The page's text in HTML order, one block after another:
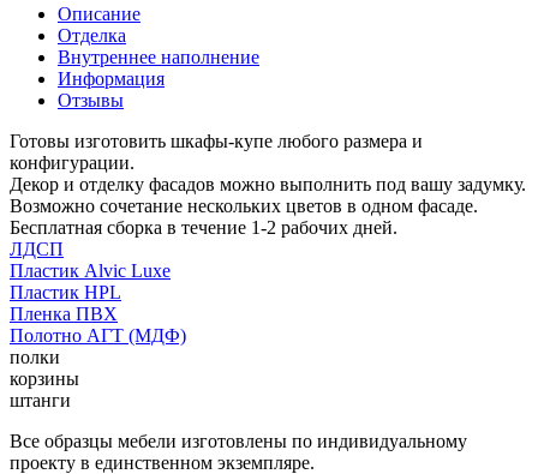
Описание
Отделка
Внутреннее наполнение
Информация
Отзывы
Готовы изготовить шкафы-купе любого размера и
конфигурации.
Декор и отделку фасадов можно выполнить под вашу задумку.
Возможно сочетание нескольких цветов в одном фасаде.
Бесплатная сборка в течение 1-2 рабочих дней.
ЛДСП
Пластик Alvic Luxe
Пластик HPL
Пленка ПВХ
Полотно АГТ (МДФ)
полки
корзины
штанги
Все образцы мебели изготовлены по индивидуальному
проекту в единственном экземпляре.